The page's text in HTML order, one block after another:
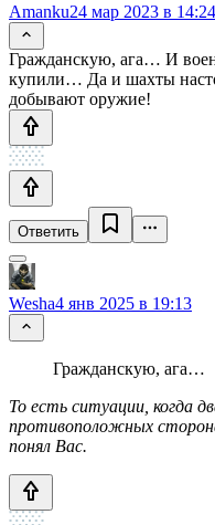
Amanku24 мар 2023 в 14:24
Гражданскую, ага… И
купили… Да и шахты
добывают оружие!
Ответить
Wesha4 янв 2025 в 19:13
Гражданскую, ага…
То есть ситуации, когда
противоположных
понял Вас.